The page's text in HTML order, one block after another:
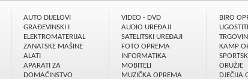
AUTO DIJELOVI
GRAÐEVINSKI I
ELEKTROMATERIJAL
ZANATSKE MAŠINE
ALATI
APARATI ZA
DOMAĆINSTVO
VIDEO - DVD
AUDIO UREÐAJI
SATELITSKI UREÐAJI
FOTO OPREMA
INFORMATIKA
MOBITELI
MUZIČKA OPREMA
BIRO
KAMP
ORUŽJE
DJEČIJA